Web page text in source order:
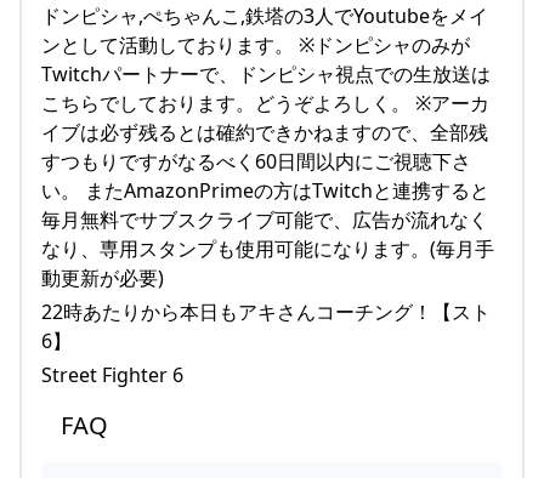
ティアキン 攻略
ドンピシャ,ぺちゃんこ,鉄塔の3人でYoutubeをメイ
ンとして活動しております。 ※ドンピシャのみが
Twitchパートナーで、ドンピシャ視点での生放送は
こちらでしております。どうぞよろしく。 ※アーカ
イブは必ず残るとは確約できかねますので、全部残
すつもりですがなるべく60日間以内にご視聴下さ
い。 またAmazonPrimeの方はTwitchと連携すると
毎月無料でサブスクライブ可能で、広告が流れなく
なり、専用スタンプも使用可能になります。(毎月手
動更新が必要)
22時あたりから本日もアキさんコーチング！【スト
6】
Street Fighter 6
FAQ